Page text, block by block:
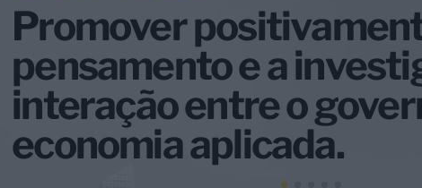
Promover
pensamento e a
interação entre o
economia aplicada.